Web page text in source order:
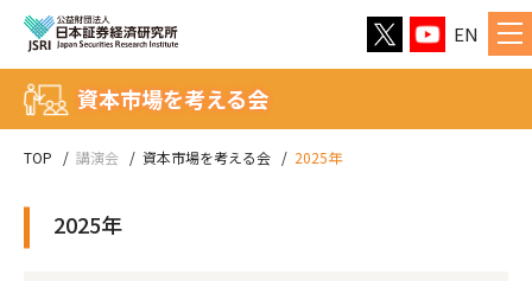
EN
TOP 講演会 資本市場を考える会 2025年
資本市場を考える会
2025年